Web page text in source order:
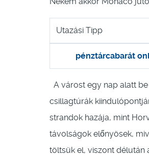
Utazási Tipp
pénztárcabarát
A várost egy nap alatt
csillagtúrák
strandok hazája, mint
távolságok előnyösek,
töltsük el, viszont délután